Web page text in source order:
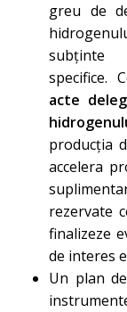
greu de
specifice.
acte
producția
accelera
rezervate
finalizeze
de interes
Un plan de